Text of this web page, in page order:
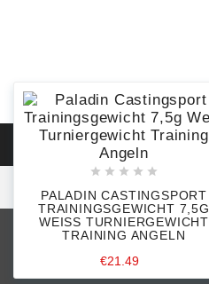
    
PALADIN CASTINGSPORT
TRAININGSGEWICHT 7,5G
WEISS TURNIERGEWICHT T
RAINING ANGELN
€21.49